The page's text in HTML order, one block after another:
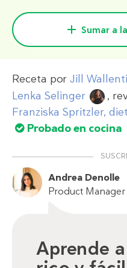
Sumar a
Receta por Jill
Lenka Selinger
,
Franziska Spritzler,
Probado en cocina
Andrea Denolle
Product Manager
Aprende